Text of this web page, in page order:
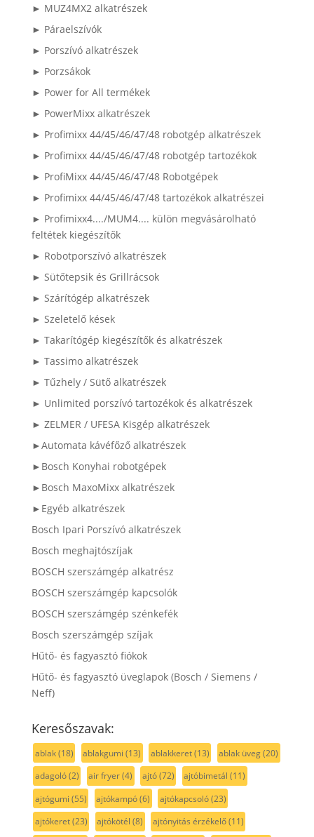
► MUZ4MX2 alkatrészek
► Páraelszívók
► Porszívó alkatrészek
► Porzsákok
► Power for All termékek
► PowerMixx alkatrészek
► Profimixx 44/45/46/47/48 robotgép alkatrészek
► Profimixx 44/45/46/47/48 robotgép tartozékok
► ProfiMixx 44/45/46/47/48 Robotgépek
► Profimixx 44/45/46/47/48 tartozékok alkatrészei
► Profimixx4..../MUM4.... külön megvásárolható
feltétek kiegészítők
► Robotporszívó alkatrészek
► Sütőtepsik és Grillrácsok
► Szárítógép alkatrészek
► Szeletelő kések
► Takarítógép kiegészítők és alkatrészek
► Tassimo alkatrészek
► Tűzhely / Sütő alkatrészek
► Unlimited porszívó tartozékok és alkatrészek
► ZELMER / UFESA Kisgép alkatrészek
►Automata kávéfőző alkatrészek
►Bosch Konyhai robotgépek
►Bosch MaxoMixx alkatrészek
►Egyéb alkatrészek
Bosch Ipari Porszívó alkatrészek
Bosch meghajtószíjak
BOSCH szerszámgép alkatrész
BOSCH szerszámgép kapcsolók
BOSCH szerszámgép szénkefék
Bosch szerszámgép szíjak
Hűtő- és fagyasztó fiókok
Hűtő- és fagyasztó üveglapok (Bosch / Siemens /
Neff)
Keresőszavak:
ablak(18) ablakgumi (13) ablakkeret(13) ablak üveg(20)
adagoló(2) air fryer(4) ajtó(72) ajtóbimetál (11)
ajtógumi (55) ajtókampó(6) ajtókapcsoló(23)
ajtókeret(23) ajtókötél (8) ajtónyitás érzékelő(11)